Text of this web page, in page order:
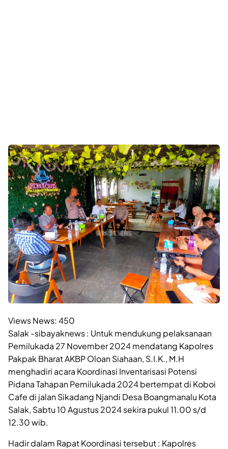
Views News: 450
Salak -sibayaknews : Untuk mendukung pelaksanaan
Pemilukada 27 November 2024 mendatang Kapolres
Pakpak Bharat AKBP Oloan Siahaan, S.I.K., M.H
menghadiri acara Koordinasi Inventarisasi Potensi
Pidana Tahapan Pemilukada 2024 bertempat di Koboi
Cafe di jalan Sikadang Njandi Desa Boangmanalu Kota
Salak, Sabtu 10 Agustus 2024 sekira pukul 11.00 s/d
12.30 wib.
Hadir dalam Rapat Koordinasi tersebut : Kapolres